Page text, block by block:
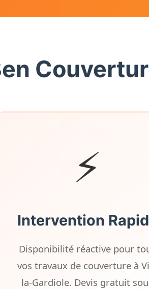
⚡
Intervention
Disponibilité réactive pour
vos travaux de couverture à
la-Gardiole. Devis gratuit